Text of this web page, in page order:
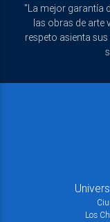
"La mejor garantía
las obras de arte
respeto asienta
Los